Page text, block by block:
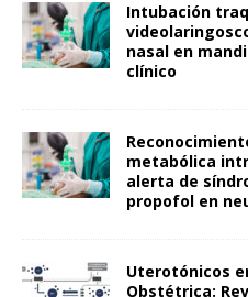
Intubación
nasal en
clínico
metabólica
alerta de
propofol en
Uterotónicos
Obstétrica: